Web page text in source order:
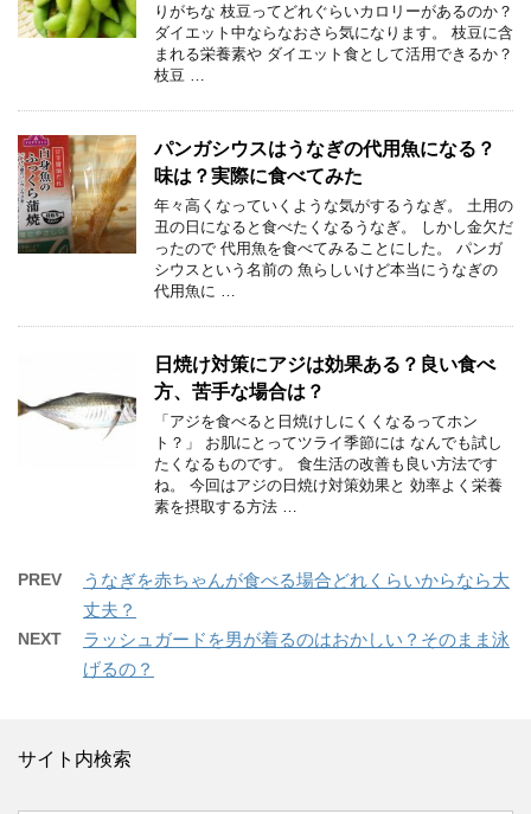
りがちな 枝豆ってどれぐらいカロリーがあるのか？
ダイエット中ならなおさら気になります。 枝豆に含
まれる栄養素や ダイエット食として活用できるか？
枝豆 …
パンガシウスはうなぎの代用魚になる？
味は？実際に食べてみた
年々高くなっていくような気がするうなぎ。 土用の
丑の日になると食べたくなるうなぎ。 しかし金欠だ
ったので 代用魚を食べてみることにした。 パンガ
シウスという名前の 魚らしいけど本当にうなぎの
代用魚に …
日焼け対策にアジは効果ある？良い食べ
方、苦手な場合は？
「アジを食べると日焼けしにくくなるってホン
ト？」 お肌にとってツライ季節には なんでも試し
たくなるものです。 食生活の改善も良い方法です
ね。 今回はアジの日焼け対策効果と 効率よく栄養
素を摂取する方法 …
PREV
うなぎを赤ちゃんが食べる場合どれくらいからなら大
丈夫？
NEXT
ラッシュガードを男が着るのはおかしい？そのまま泳
げるの？
サイト内検索